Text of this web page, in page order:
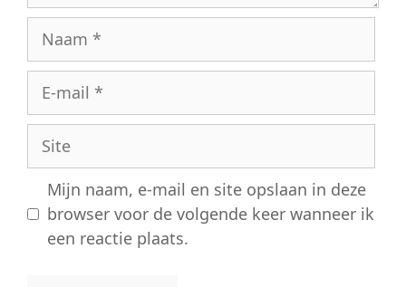
Naam
mail
Site
Mijn naam, e-mail en site opslaan in deze
browser voor de volgende keer wanneer ik
een reactie plaats.